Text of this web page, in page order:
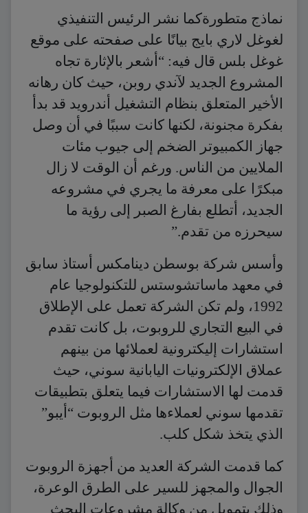
نماذج متطورةكما نشر الرئيس التنفيذي
لغوغل لاري بايج بيانًا على صفحته على موقع
غوغل بلس قال فيه: “أشعر بالإثارة تجاه
المشروع الجديد لآندي روبن، حيث كان رهانه
الأخير المتعلق بنظام التشغيل أندرويد قد بدأ
بفكرة مجنونة، لكنها كانت سببًا في أن وصل
جهاز الكمبيوتر الضخم إلى جيوب مئات
الملايين من الناس. ورغم أن الوقت لا زال
مبكرًا على معرفة ما يجري في مشروعه
الجديد، أتطلع بفارغ الصبر إلى رؤية ما
سيحرزه من تقدم.”
وأسس شركة بوسطن دينامكس أستاذ سابق
في معهد ماساتشوستس للتكنولوجيا عام
1992، ولم تكن الشركة تعمل على الإطلاق
في البيع التجاري للروبوت، بل كانت تقدم
استشارات إليكترونية لعملائها من بينهم
عملاق الإلكترونيات اليابانية سوني، حيث
قدمت لها الاستشارات فيما يتعلق بتطبيقات
تقدمها سوني لعملاءها مثل الروبوت “أيبو”
الذي يتخذ شكل كلب.
كما قدمت الشركة العديد من أجهزة الروبوت
الجوال والمجهز للسير على الطرق الوعرة،
وذلك بتمويل من وكالة مشروعات البحث